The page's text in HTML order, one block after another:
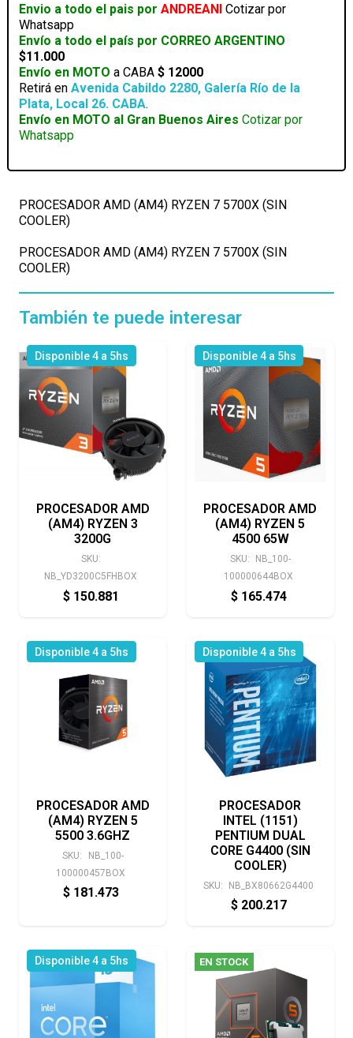
COOLER)
cantidad
Envio a todo el pais por ANDREANI Cotizar por
Whatsapp
Envío a todo el país por CORREO ARGENTINO
$11.000
Envío en MOTO a CABA$ 12000
Retirá enAvenida Cabildo 2280, Galería Río de la
Plata, Local 26. CABA.
Envío en MOTO al Gran Buenos Aires Cotizar por
Whatsapp
PROCESADOR AMD (AM4) RYZEN 7 5700X (SIN
COOLER)
PROCESADOR AMD (AM4) RYZEN 7 5700X (SIN
COOLER)
También te puede interesar
Disponible 4 a 5hs
PROCESADOR AMD
(AM4) RYZEN 3
3200G
SKU:
NB_YD3200C5FHBOX
$ 150.881
Disponible 4 a 5hs
PROCESADOR AMD
(AM4) RYZEN 5
4500 65W
SKU:
NB_100-
100000644BOX
$ 165.474
Disponible 4 a 5hs
PROCESADOR AMD
(AM4) RYZEN 5
5500 3.6GHZ
SKU:
NB_100-
100000457BOX
$ 181.473
Disponible 4 a 5hs
PROCESADOR
INTEL (1151)
PENTIUM DUAL
CORE G4400 (SIN
COOLER)
SKU: NB_BX80662G4400
$ 200.217
Disponible 4 a 5hs EN STOCK